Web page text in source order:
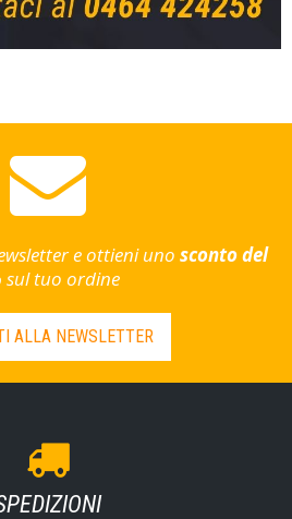
e ottieni uno sconto del
sul tuo ordine
ALLA NEWSLETTER